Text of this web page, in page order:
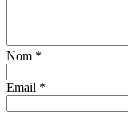
Nom *
Email *